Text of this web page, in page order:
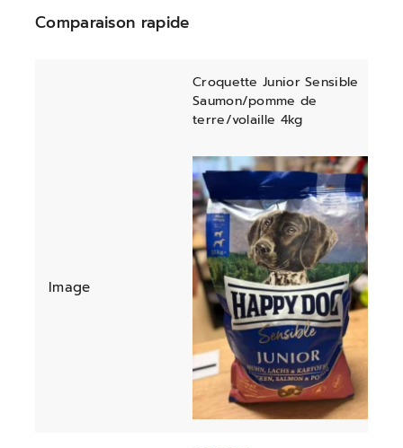
Comparaison rapide
Croquette Junior Sensible
Saumon/pomme de
terre/volaille 4kg
Image